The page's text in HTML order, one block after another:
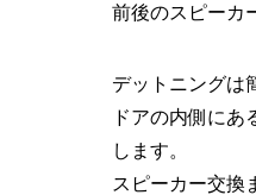
前後のスピーカ
デットニングは
ドアの内側に
します。
スピーカー交換